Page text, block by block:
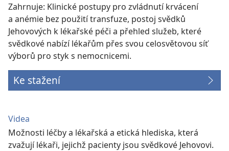
Zahrnuje: Klinické postupy pro zvládnutí krvácení
a anémie bez použití transfuze, postoj svědků
Jehovových k lékařské péči a přehled služeb, které
svědkové nabízí lékařům přes svou celosvětovou síť
výborů pro styk s nemocnicemi.
Ke stažení
Videa
Možnosti léčby a lékařská a etická hlediska, která
zvažují lékaři, jejichž pacienty jsou svědkové Jehovovi.